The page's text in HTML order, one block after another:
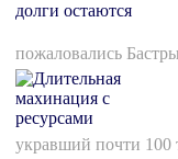
пожаловались
укравший почти 100